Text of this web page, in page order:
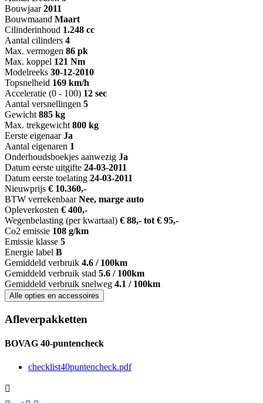
Bouwjaar 2011
Bouwmaand Maart
Cilinderinhoud 1.248 cc
Aantal cilinders 4
Max. vermogen 86 pk
Max. koppel 121 Nm
Modelreeks 30-12-2010
Topsnelheid 169 km/h
Acceleratie (0 - 100) 12 sec
Aantal versnellingen 5
Gewicht 885 kg
Max. trekgewicht 800 kg
Eerste eigenaar Ja
Aantal eigenaren 1
Onderhoudsboekjes aanwezig Ja
Datum eerste uitgifte 24-03-2011
Datum eerste toelating 24-03-2011
Nieuwprijs € 10.360,-
BTW verrekenbaar Nee, marge auto
Opleverkosten € 400,-
Wegenbelasting (per kwartaal) € 88,- tot € 95,-
Co2 emissie 108 g/km
Emissie klasse 5
Energie label B
Gemiddeld verbruik 4.6 / 100km
Gemiddeld verbruik stad 5.6 / 100km
Gemiddeld verbruik snelweg 4.1 / 100km
Alle opties en accessoires
Afleverpakketten
BOVAG 40-puntencheck
checklist40puntencheck.pdf